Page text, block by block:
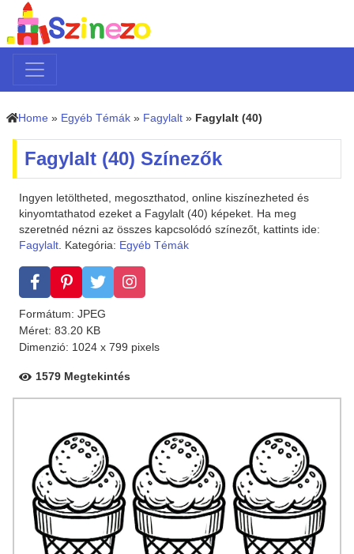
Home » Egyéb Témák » Fagylalt » Fagylalt (40)
Fagylalt (40) Színezők
Ingyen letöltheted, megoszthatod, online kiszínezheted és
kinyomtathatod ezeket a Fagylalt (40) képeket. Ha meg
szeretnéd nézni az összes kapcsolódó színezőt, kattints ide:
Fagylalt. Kategória: Egyéb Témák
Formátum: JPEG
Méret: 83.20 KB
Dimenzió: 1024 x 799 pixels
1579 Megtekintés